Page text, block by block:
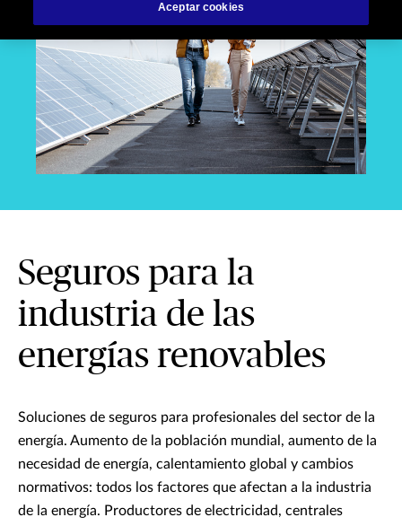
Seguros para la
industria de las
energías renovables
Soluciones de seguros para profesionales del sector de la
energía. Aumento de la población mundial, aumento de la
necesidad de energía, calentamiento global y cambios
normativos: todos los factores que afectan a la industria
de la energía. Productores de electricidad, centrales
Aceptar cookies